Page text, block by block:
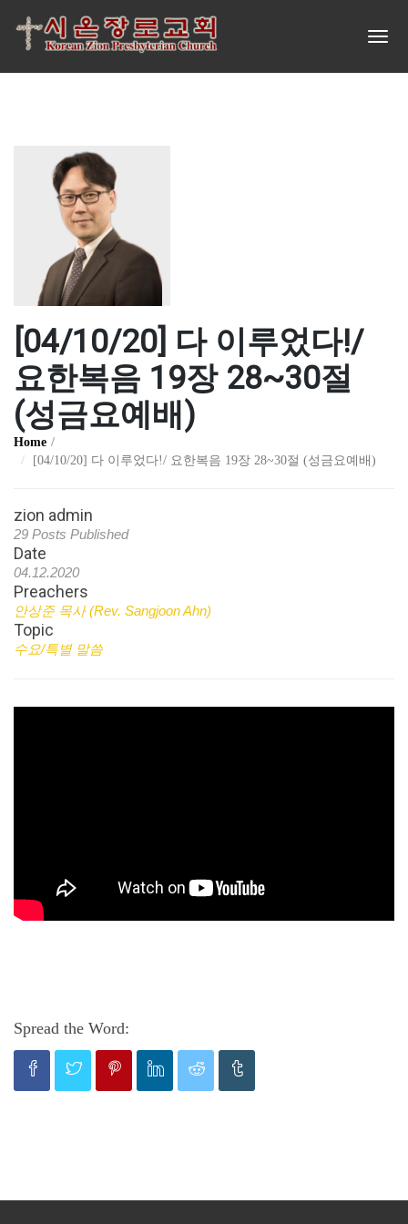
[04/10/20] 다 이루었다!/
요한복음 19장 28~30절
(성금요예배)
Home
[04/10/20] 다 이루었다!/ 요한복음 19장 28~30절 (성금요예배)
zion admin
29 Posts Published
Date
04.12.2020
Preachers
안상준 목사 (Rev. Sangjoon Ahn)
Topic
수요/특별 말씀
Spread the Word: